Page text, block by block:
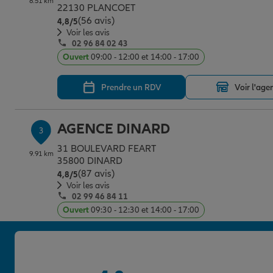
22130 PLANCOET
4,8/5Note de 4.8 sur 5
(56 avis)
Voir les avis
02 96 84 02 43
Ouvert09:00 - 12:00 et 14:00 - 17:00
Prendre un RDV Voir
3
9.91 km
AGENCE DINARD
31 BOULEVARD FEART
35800 DINARD
4,8/5Note de 4.8 sur 5
(87 avis)
Voir les avis
02 99 46 84 11
Ouvert09:30 - 12:30 et 14:00 - 17:00